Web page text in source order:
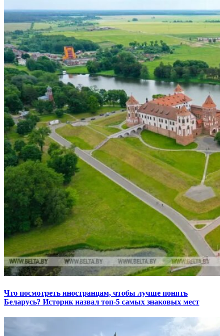
Что посмотреть иностранцам, чтобы лучше понять
Беларусь? Историк назвал топ-5 самых знаковых мест